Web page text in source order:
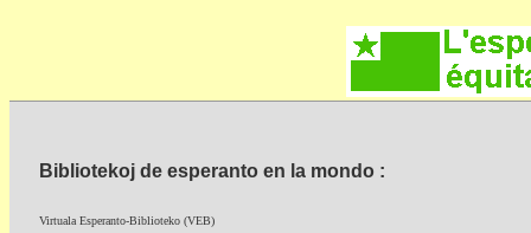
Bibliotekoj de esperanto en la mondo :
Virtuala Esperanto-Biblioteko (VEB)